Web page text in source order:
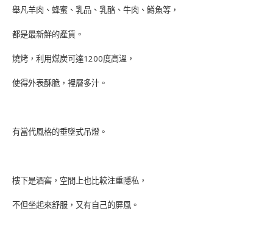
舉凡羊肉、蜂蜜、乳品、乳酪、牛肉、鱒魚等，
都是最新鮮的產貨。
燒烤，利用煤炭可達1200度高溫，
使得外表酥脆，裡層多汁。
有當代風格的垂墜式吊燈。
樓下是酒窖，空間上也比較注重隱私，
不但坐起來舒服，又有自己的屏風。